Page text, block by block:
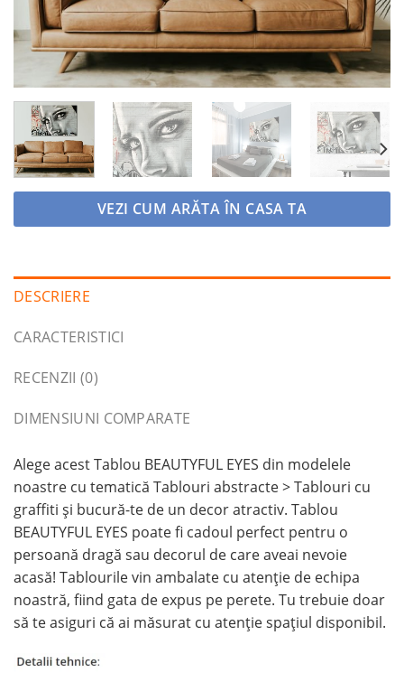
VEZI CUM ARĂTA ÎN CASA TA
DESCRIERE
CARACTERISTICI
RECENZII (0)
DIMENSIUNI COMPARATE
Alege acest Tablou BEAUTYFUL EYES din modelele
noastre cu tematică Tablouri abstracte > Tablouri cu
graffiti și bucură-te de un decor atractiv. Tablou
BEAUTYFUL EYES poate fi cadoul perfect pentru o
persoană dragă sau decorul de care aveai nevoie
acasă! Tablourile vin ambalate cu atenție de echipa
noastră, fiind gata de expus pe perete. Tu trebuie doar
să te asiguri că ai măsurat cu atenție spațiul disponibil.